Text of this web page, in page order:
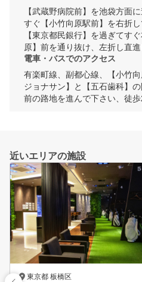
【武蔵野病院前】を池袋方面
すぐ【小竹向原駅前】を右折し
【東京都民銀行】を過ぎてす
原】前を通り抜け、左折し直進
電車・バスでのアクセス
有楽町線、副都心線、【小竹
ジョナサン】と【五石歯科】
前の路地を進んで下さい、徒
近いエリアの施設
東京都 板橋区